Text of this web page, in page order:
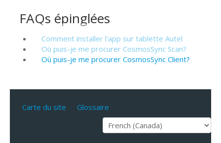
FAQs épinglées
Comment installer l'app sur tablette Autel
Où puis-je me procurer CosmosSync Scan?
Où puis-je me procurer CosmosSync Client?
Carte du site Glossaire